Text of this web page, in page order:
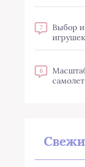
7
Выбор
6